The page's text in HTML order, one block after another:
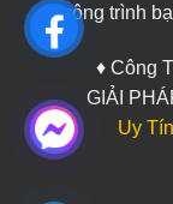
công trình
♦ Công
GIẢI
Uy